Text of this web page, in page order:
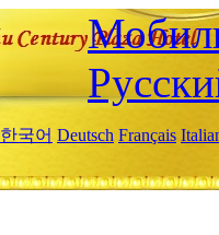
한국어 Deutsch Français